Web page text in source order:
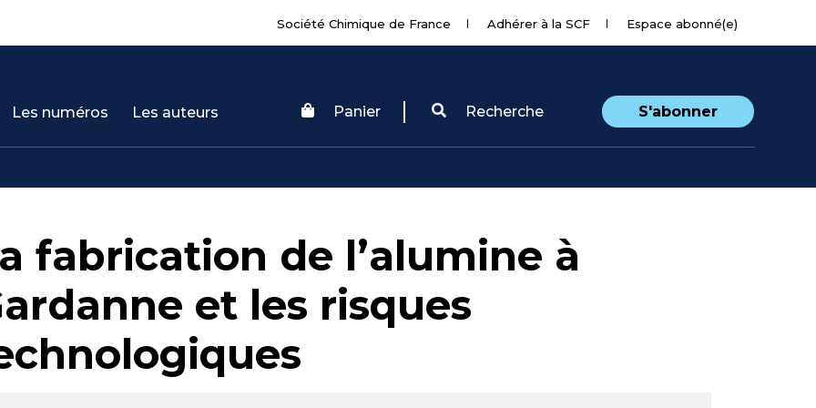
Société Chimique de France Adhérer à la SCF Espace abonné(e)
Les numéros Les auteurs Panier Recherche S'abonner
fabrication de l’alumine à
et les risques